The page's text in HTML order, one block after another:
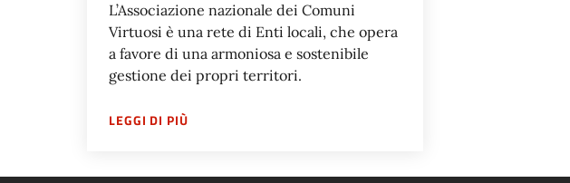
L’Associazione nazionale dei Comuni
Virtuosi è una rete di Enti locali, che opera
a favore di una armoniosa e sostenibile
gestione dei propri territori.
LEGGI DI PIÙSU